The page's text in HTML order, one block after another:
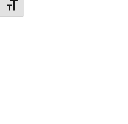
Alternar tamaño de letra